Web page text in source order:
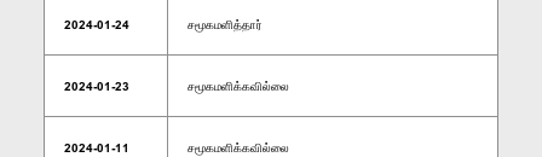
2024-01-24 சமூகமளித்தார்
2024-01-23 சமூகமளிக்கவில்லை
2024-01-11 சமூகமளிக்கவில்லை